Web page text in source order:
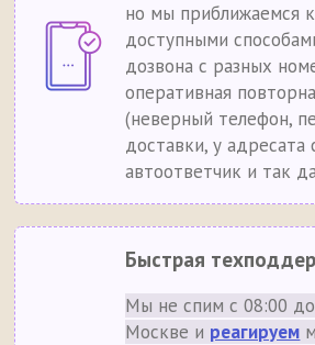
но мы приближаемся
доступными
дозвона с разных
оперативная
(неверный телефон,
доставки, у адресата
автоответчик и так
Быстрая
Мы не спим с 08:00
Москве и реагируем